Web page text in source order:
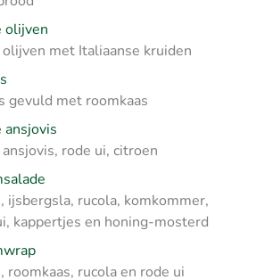
olijven
met Italiaanse kruiden
gevuld met roomkaas
ansjovis
rode ui, citroen
ijsbergsla, rucola, komkommer,
kappertjes en honing-mosterd
roomkaas, rucola en rode ui